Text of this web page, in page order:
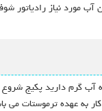
نیاز رادیاتور
آب گرم دارید پکیج
ترموستات می